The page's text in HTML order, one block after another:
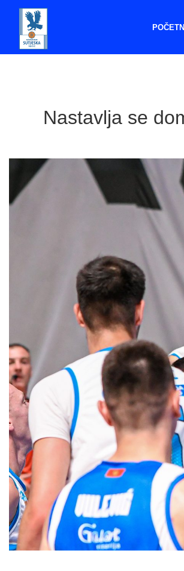
Nastavlja se